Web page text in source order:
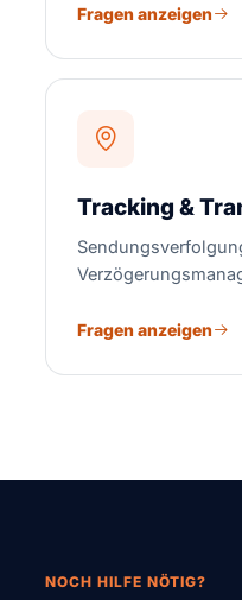
Fragen anzeigen
Tracking &
Fragen anzeigen
NOCH HILFE NÖTIG?